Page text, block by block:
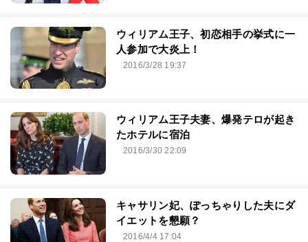
ウィリアム王子、初恋相手の挙式に一
人参加で大炎上！
2016/3/28 19:37
ウィリアム王子夫妻、爆発テロが起き
たホテルに宿泊
2016/3/30 22:09
キャサリン妃、ぽっちゃりした夫にダ
イエットを懇願？
2016/4/4 17:04